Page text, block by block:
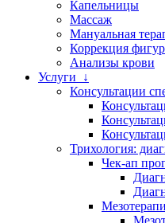
Капельницы
Массаж
Мануальная
Коррекция
Анализы крови
Услуги ↓
Консультации
Трихология:
Чек-ап